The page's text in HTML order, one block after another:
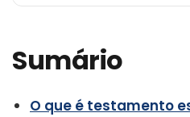
Sumário
O que é testamento